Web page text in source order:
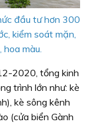
đầu tư hơn 300
kiểm soát mặn,
màu.
2020, tổng kinh
trình lớn như: kè
kè sông kênh
(cửa biển Gành